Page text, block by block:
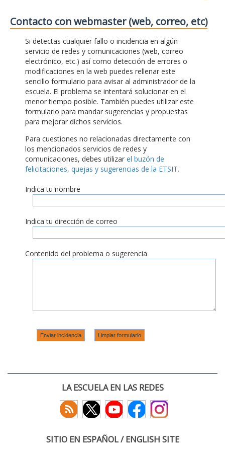
Contacto con webmaster (web, correo, etc)
Si detectas cualquier fallo o incidencia en algún
servicio de redes y comunicaciones (web, correo
electrónico, etc.) así como detección de errores o
modificaciones en la web puedes rellenar este
sencillo formulario para avisar al administrador de la
escuela. El problema se intentará solucionar en el
menor tiempo posible. También puedes utilizar este
formulario para mandar sugerencias y propuestas
para mejorar dichos servicios.
Para cuestiones no relacionadas directamente con
los mencionados servicios de redes y
comunicaciones, debes utilizar el buzón de
felicitaciones, quejas y sugerencias de la ETSIT.
Indica tu nombre
Indica tu dirección de correo
Contenido del problema o sugerencia
LA ESCUELA EN LAS REDES
SITIO EN ESPAÑOL / ENGLISH SITE